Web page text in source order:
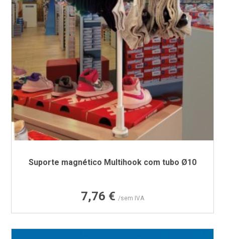
Suporte magnético Multihook com tubo Ø10
Preço
7,76 € /sem IVA